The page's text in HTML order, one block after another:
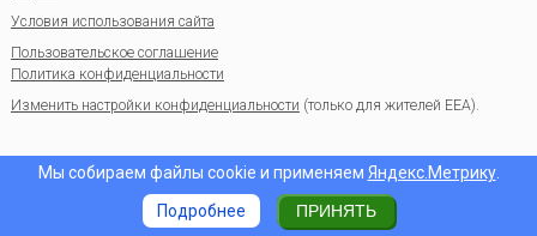
Условия использования сайта
Пользовательское соглашение
Политика конфиденциальности
Изменить настройки конфиденциальности (только для жителей EEA).
Мы собираем файлы cookie и применяем Яндекс.Метрику.
Подробнее
ПРИНЯТЬ